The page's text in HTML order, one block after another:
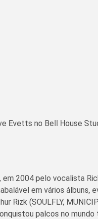
Evetts no Bell House
em 2004 pelo vocalista
em vários
Rizk (SOULFLY,
palcos no